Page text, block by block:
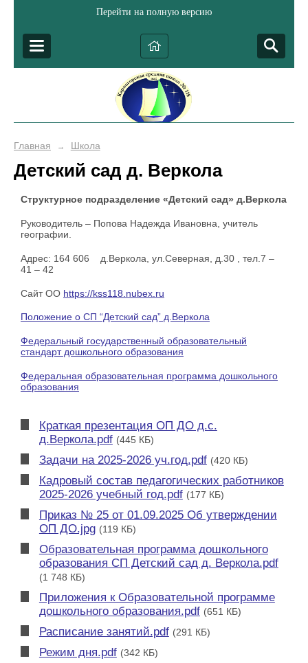
Перейти на полную версию
Главная → Школа
Детский сад д. Веркола
Структурное подразделение «Детский сад» д.Веркола
Руководитель – Попова Надежда Ивановна, учитель
географии.
Адрес: 164 606 д.Веркола, ул.Северная, д.30 , тел.7 –
41 – 42
Сайт ОО https://kss118.nubex.ru
Положение о СП “Детский сад” д.Веркола
Федеральный государственный образовательный
стандарт дошкольного образования
Федеральная образовательная программа дошкольного
образования
Краткая презентация ОП ДО д.с.
д.Веркола.pdf (445 КБ)
Задачи на 2025-2026 уч.год.pdf (420 КБ)
Кадровый состав педагогических работников
2025-2026 учебный год.pdf (177 КБ)
Приказ № 25 от 01.09.2025 Об утверждении
ОП ДО.jpg (119 КБ)
Образовательная программа дошкольного
образования СП Детский сад д. Веркола.pdf
(1 748 КБ)
Приложения к Образовательной программе
дошкольного образования.pdf (651 КБ)
Расписание занятий.pdf (291 КБ)
Режим дня.pdf (342 КБ)